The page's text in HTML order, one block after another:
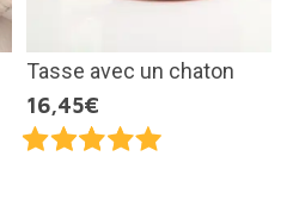
Tasse avec un chaton
16,45€